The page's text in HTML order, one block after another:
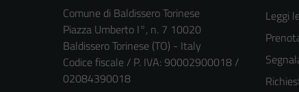
Comune di Baldissero Torinese
Piazza Umberto I°, n. 7 10020
Baldissero Torinese (TO) - Italy
Codice fiscale / P. IVA: 90002900018 /
02084390018
Leggi